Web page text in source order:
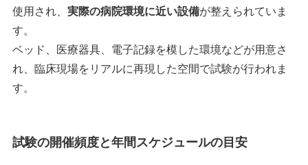
使用され、 実際の病院環境に近い設備が整えられていま
す。
ベッド、医療器具、電子記録を模した環境などが用意さ
れ、臨床現場をリアルに再現した空間で試験が行われま
す。
試験の開催頻度と年間スケジュールの目安